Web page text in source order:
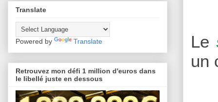
Le
un
Translate
Powered by Translate
Retrouvez mon défi 1 million d'euros dans
le libellé juste en dessous